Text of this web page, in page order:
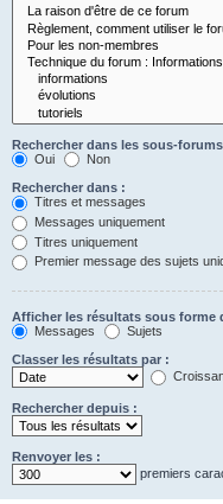
Rechercher dans les sous-
Oui
Non
Rechercher dans :
Titres et messages
Messages uniquement
Titres uniquement
Premier message des sujets
Afficher les résultats sous forme
Messages
Sujets
Classer les résultats par :
Rechercher depuis :
Renvoyer les :
premiers